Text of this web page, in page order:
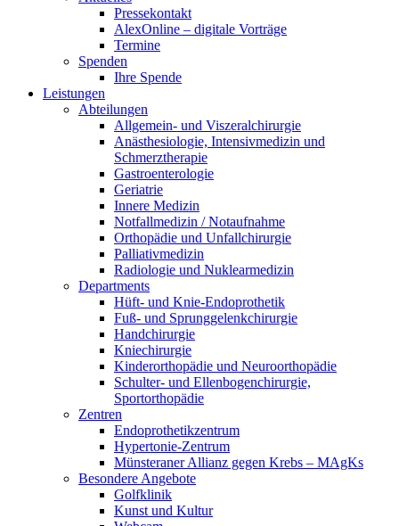
Pressekontakt
AlexOnline – digitale Vorträge
Termine
Spenden
Ihre Spende
Leistungen
Abteilungen
Allgemein- und Viszeralchirurgie
Anästhesiologie, Intensivmedizin und
Schmerztherapie
Gastroenterologie
Geriatrie
Innere Medizin
Notfallmedizin / Notaufnahme
Orthopädie und Unfallchirurgie
Palliativmedizin
Radiologie und Nuklearmedizin
Departments
Hüft- und Knie-Endoprothetik
Fuß- und Sprunggelenkchirurgie
Handchirurgie
Kniechirurgie
Kinderorthopädie und Neuroorthopädie
Schulter- und Ellenbogenchirurgie,
Sportorthopädie
Zentren
Endoprothetikzentrum
Hypertonie-Zentrum
Münsteraner Allianz gegen Krebs – MAgKs
Besondere Angebote
Golfklinik
Kunst und Kultur